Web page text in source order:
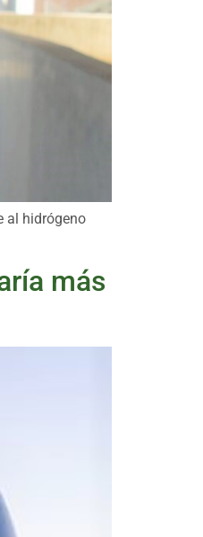
al hidrógeno
más